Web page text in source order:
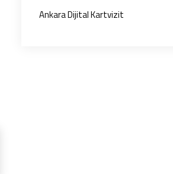
Ankara Dijital Kartvizit